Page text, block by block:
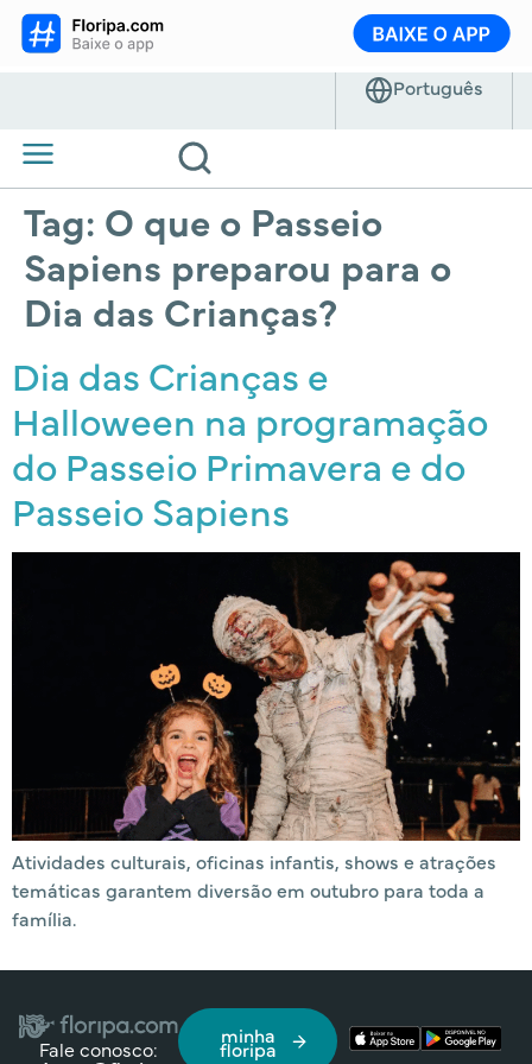
Tag: O que o Passeio
Sapiens preparou para o
Dia das Crianças?
Dia das Crianças e
Halloween na programação
do Passeio Primavera e do
Passeio Sapiens
Atividades culturais, oficinas infantis, shows e atrações
temáticas garantem diversão em outubro para toda a
família.
Fale conosco:
minha
floripa